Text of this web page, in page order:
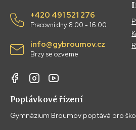
+420 491 521 276
Pracovní dny 8:00 - 16:00
info@gybroumov.cz
Brzy se ozveme
Poptávkové řízení
Gymnázium Broumov poptává pro